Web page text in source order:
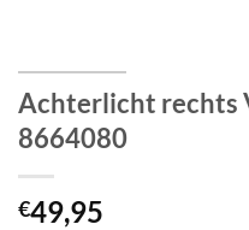
Achterlicht rechts
8664080
€49,95